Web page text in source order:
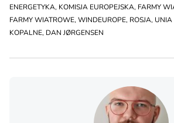
ENERGETYKA, KOMISJA EUROPEJSKA, FARMY
FARMY WIATROWE, WINDEUROPE, ROSJA, UNIA
KOPALNE, DAN JØRGENSEN